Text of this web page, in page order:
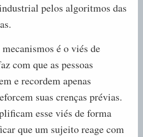
pelos algoritmos das
é o viés de
com que as pessoas
e recordem apenas
suas crenças prévias.
esse viés de forma
que um sujeito reage com